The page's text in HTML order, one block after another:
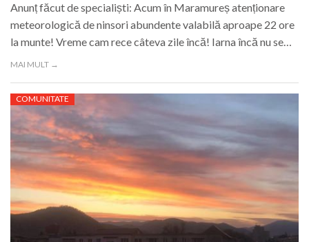
Anunț făcut de specialiști: Acum în Maramureș atenționare
meteorologică de ninsori abundente valabilă aproape 22 ore
la munte! Vreme cam rece câteva zile încă! Iarna încă nu se…
MAI MULT →
COMUNITATE